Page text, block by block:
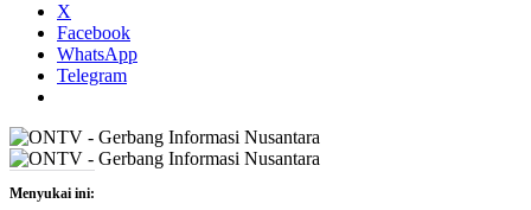
X
Facebook
WhatsApp
Telegram
Menyukai ini: